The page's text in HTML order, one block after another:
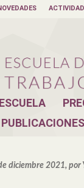
ESCUELA
diciembre 2021, por